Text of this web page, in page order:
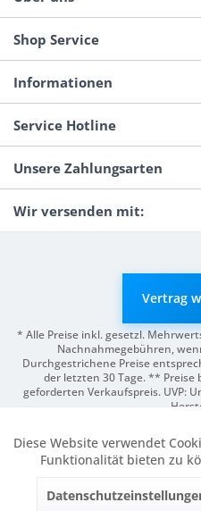
Shop Service
Informationen
Service Hotline
Unsere Zahlungsarten
Wir versenden mit:
Vertrag
* Alle Preise inkl. gesetzl.
Nachnahmegebühren,
Durchgestrichene Preise
der letzten 30 Tage. ** Preise
geforderten Verkaufspreis. UVP:
Funktionale
Marketing
Diese Website verwendet
Funktionalität bieten zu